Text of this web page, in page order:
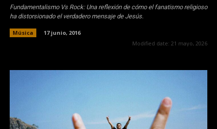
Fundamentalismo Vs Rock: Una reflexión de cómo el fanatismo religioso
ha distorsionado el verdadero mensaje de Jesús.
Música
17 junio, 2016
Modified date: 21 mayo, 2026